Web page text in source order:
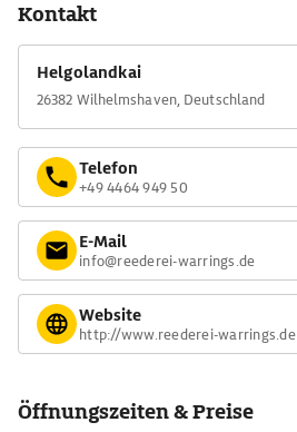
Kontakt
Helgolandkai
26382 Wilhelmshaven, Deutschland
Telefon
+49 4464 949 50
E-Mail
info@reederei-warrings.de
Website
http://www.reederei-warrings.de
Öffnungszeiten & Preise